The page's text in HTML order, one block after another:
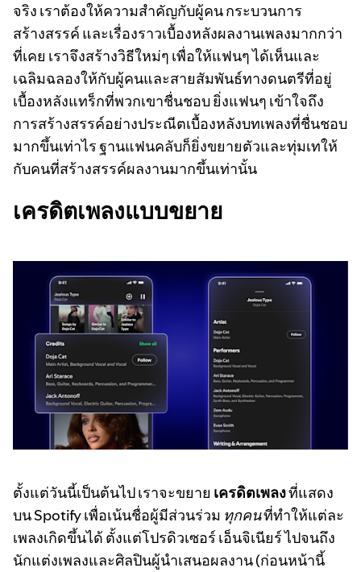
จริง เราต้องให้ความสำคัญกับผู้คน กระบวนการ
สร้างสรรค์ และเรื่องราวเบื้องหลังผลงานเพลงมากกว่า
ที่เคย เราจึงสร้างวิธีใหม่ๆ เพื่อให้แฟนๆ ได้เห็นและ
เฉลิมฉลองให้กับผู้คนและสายสัมพันธ์ทางดนตรีที่อยู่
เบื้องหลังแทร็กที่พวกเขาชื่นชอบ ยิ่งแฟนๆ เข้าใจถึง
การสร้างสรรค์อย่างประณีตเบื้องหลังบทเพลงที่ชื่นชอบ
มากขึ้นเท่าไร ฐานแฟนคลับก็ยิ่งขยายตัวและทุ่มเทให้
กับคนที่สร้างสรรค์ผลงานมากขึ้นเท่านั้น
เครดิตเพลงแบบขยาย
ตั้งแต่วันนี้เป็นต้นไป เราจะขยาย เครดิตเพลงที่แสดง
บน Spotify เพื่อเน้นชื่อผู้มีส่วนร่วม ทุกคนที่ทำให้แต่ละ
เพลงเกิดขึ้นได้ ตั้งแต่โปรดิวเซอร์ เอ็นจิเนียร์ ไปจนถึง
นักแต่งเพลงและศิลปินผู้นำเสนอผลงาน (ก่อนหน้านี้